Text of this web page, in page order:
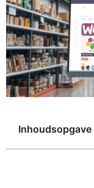
Inhoudsopgave